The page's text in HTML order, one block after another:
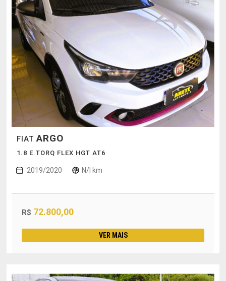
FIATARGO
1.8 E.TORQ FLEX HGT AT6
2019/2020 N/I km
R$ 72.800,00
VER MAIS